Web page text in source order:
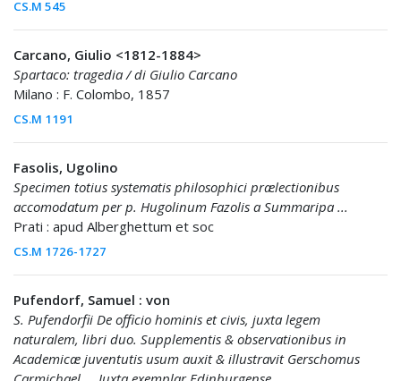
CS.M 545
Carcano, Giulio <1812-1884>
Spartaco: tragedia / di Giulio Carcano
Milano : F. Colombo, 1857
CS.M 1191
Fasolis, Ugolino
Specimen totius systematis philosophici prælectionibus
accomodatum per p. Hugolinum Fazolis a Summaripa ...
Prati : apud Alberghettum et soc
CS.M 1726-1727
Pufendorf, Samuel : von
S. Pufendorfii De officio hominis et civis, juxta legem
naturalem, libri duo. Supplementis & observationibus in
Academicæ juventutis usum auxit & illustravit Gerschomus